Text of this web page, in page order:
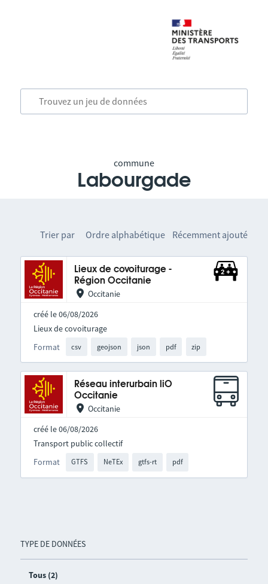
commune
Labourgade
TYPE DE DONNÉES
Tous (2)
Trier par Ordre alphabétique Récemment ajouté
Lieux de covoiturage -
Région Occitanie
Occitanie
créé le 06/08/2026
Format csv geojson json pdf zip
Lieux de covoiturage
Réseau interurbain liO
Occitanie
Occitanie
créé le 06/08/2026
Format GTFS NeTEx gtfs-rt pdf
Transport public collectif